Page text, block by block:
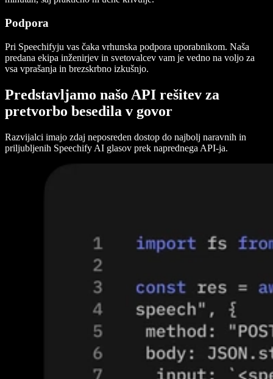
Podpora
Pri Speechifyju vas čaka vrhunska podpora uporabnikom. Naša
predana ekipa inženirjev in svetovalcev vam je vedno na voljo za
vsa vprašanja in brezskrbno izkušnjo.
Predstavljamo našo API rešitev za
pretvorbo besedila v govor
Razvijalci imajo zdaj neposreden dostop do najbolj naravnih in
priljubljenih Speechify AI glasov prek naprednega API-ja.